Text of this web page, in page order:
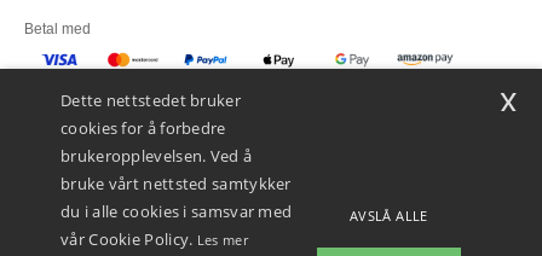
Betal med
Dette nettstedet bruker
cookies for å forbedre
brukeropplevelsen. Ved å
bruke vårt nettsted samtykker
du i alle cookies i samsvar med
vår Cookie Policy. Les mer
AVSLÅ ALLE
x